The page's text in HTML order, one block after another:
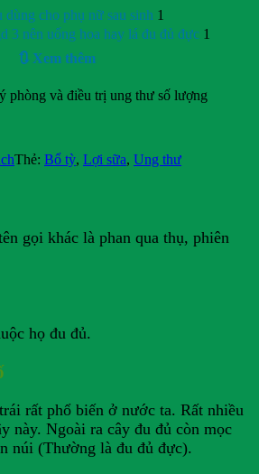
cho phụ nữ sau sinh 1
3 nên uống hoa hay lá đu đủ đực 1
🔃 Xem thêm
phòng và điều trị ung thư số lượng
Thẻ: Bổ tỳ, Lợi sữa, Ung thư
gọi khác là phan qua thụ, phiên
họ đu đủ.
rất phổ biến ở nước ta. Rất nhiều
này. Ngoài ra cây đu đủ còn mọc
núi (Thường là đu đủ đực).